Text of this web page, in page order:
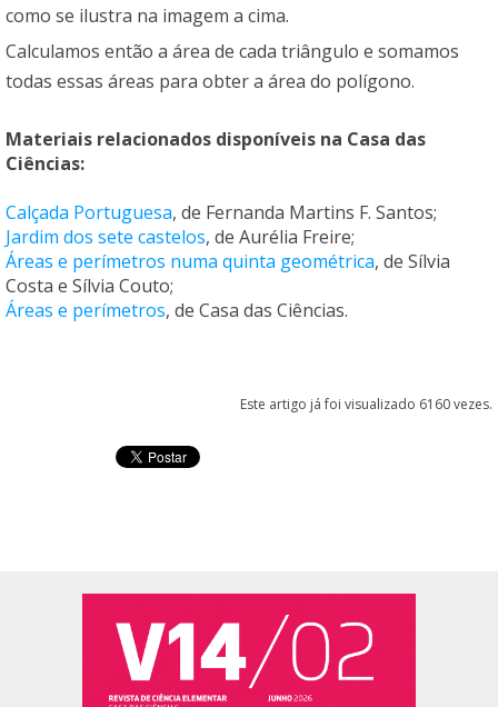
como se ilustra na imagem a cima.
Calculamos então a área de cada triângulo e somamos
todas essas áreas para obter a área do polígono.
Materiais relacionados disponíveis na Casa das
Ciências:
Calçada Portuguesa, de Fernanda Martins F. Santos;
Jardim dos sete castelos, de Aurélia Freire;
Áreas e perímetros numa quinta geométrica, de Sílvia
Costa e Sílvia Couto;
Áreas e perímetros, de Casa das Ciências.
Este artigo já foi visualizado 6160 vezes.